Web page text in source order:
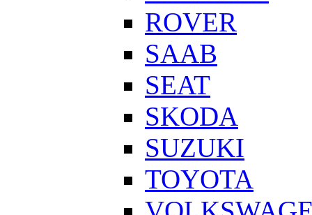
ROVER
SAAB
SEAT
SKODA
SUZUKI
TOYOTA